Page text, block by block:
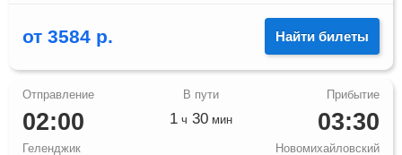
от 3584 р. Найти билеты
02:00
Геленджик
03:30
Новомихайловский
1 ч 30 мин